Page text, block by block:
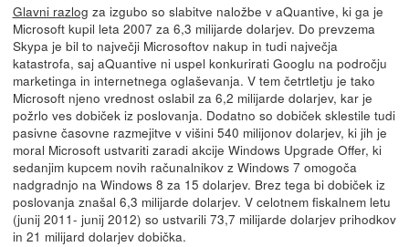
Glavni razlog za izgubo so slabitve naložbe v aQuantive, ki ga je
Microsoft kupil leta 2007 za 6,3 milijarde dolarjev. Do prevzema
Skypa je bil to največji Microsoftov nakup in tudi največja
katastrofa, saj aQuantive ni uspel konkurirati Googlu na področju
marketinga in internetnega oglaševanja. V tem četrtletju je tako
Microsoft njeno vrednost oslabil za 6,2 milijarde dolarjev, kar je
požrlo ves dobiček iz poslovanja. Dodatno so dobiček sklestile tudi
pasivne časovne razmejitve v višini 540 milijonov dolarjev, ki jih je
moral Microsoft ustvariti zaradi akcije Windows Upgrade Offer, ki
sedanjim kupcem novih računalnikov z Windows 7 omogoča
nadgradnjo na Windows 8 za 15 dolarjev. Brez tega bi dobiček iz
poslovanja znašal 6,3 milijarde dolarjev. V celotnem fiskalnem letu
(junij 2011- junij 2012) so ustvarili 73,7 milijarde dolarjev prihodkov
in 21 milijard dolarjev dobička.